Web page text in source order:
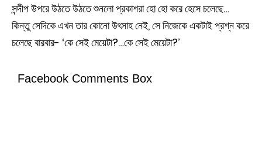
সন্দীপ উপরে উঠতে উঠতে শুনলো প্রকাশরা হো হো করে হেসে চলেছে…
কিন্তু সেদিকে এখন তার কোনো উৎসাহ নেই, সে নিজেকে একটাই প্রশ্ন করে
চলেছে বারবার- ‘কে সেই মেয়েটা?…কে সেই মেয়েটা?’
Facebook Comments Box